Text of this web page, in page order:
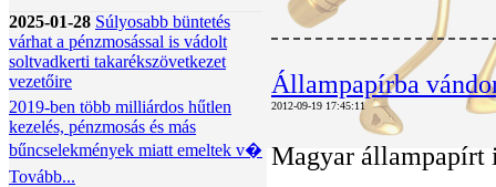
2025-01-28 Súlyosabb büntetés
várhat a pénzmosással is vádolt
soltvadkerti takarékszövetkezet
vezetőire
2019-ben több milliárdos hűtlen
kezelés, pénzmosás és más
bűncselekmények miatt emeltek v�
Tovább...
Állampapírba
2012-09-19 17:45:11
Magyar állampapírt